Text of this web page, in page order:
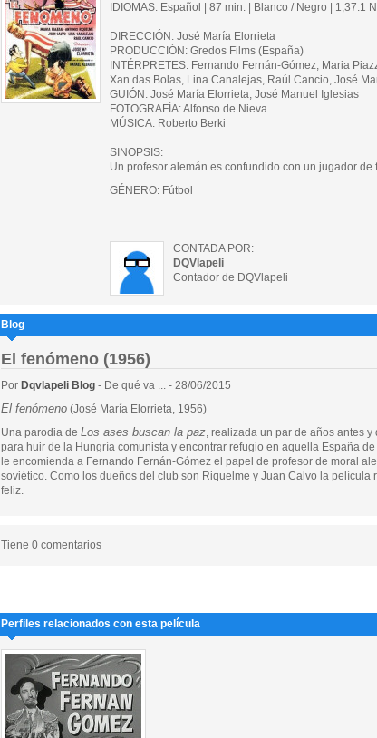
IDIOMAS: Español | 87 min. | Blanco / Negro | 1,37:1
DIRECCIÓN: José María Elorrieta
PRODUCCIÓN: Gredos Films (España)
INTÉRPRETES: Fernando Fernán-Gómez, Maria
Xan das Bolas, Lina Canalejas, Raúl Cancio, José
GUIÓN: José María Elorrieta, José Manuel Iglesias
FOTOGRAFÍA: Alfonso de Nieva
MÚSICA: Roberto Berki
SINOPSIS:
Un profesor alemán es confundido con un jugador de
GÉNERO: Fútbol
CONTADA POR:
DQVlapeli
Contador de DQVlapeli
Blog
El fenómeno (1956)
Por Dqvlapeli Blog - De qué va ... - 28/06/2015
El fenómeno (José María Elorrieta, 1956)
Una parodia de Los ases buscan la paz, realizada un par de años antes
para huir de la Hungría comunista y encontrar refugio en aquella España
le encomienda a Fernando Fernán-Gómez el papel de profesor de moral
soviético. Como los dueños del club son Riquelme y Juan Calvo la película
feliz.
Tiene 0 comentarios
Perfiles relacionados con esta película